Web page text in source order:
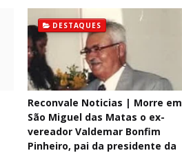
DESTAQUES
Reconvale Noticias | Morre em
São Miguel das Matas o ex-
vereador Valdemar Bonfim
Pinheiro, pai da presidente da